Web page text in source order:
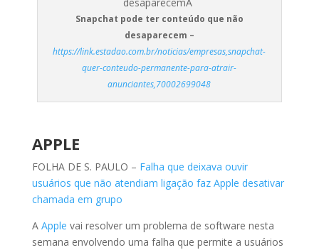
Snapchat pode ter conteúdo que não
desaparecem –
https://link.estadao.com.br/noticias/empresas,snapchat-
quer-conteudo-permanente-para-atrair-
anunciantes,70002699048
APPLE
FOLHA DE S. PAULO – Falha que deixava ouvir
usuários que não atendiam ligação faz Apple desativar
chamada em grupo
A Apple vai resolver um problema de software nesta
semana envolvendo uma falha que permite a usuários